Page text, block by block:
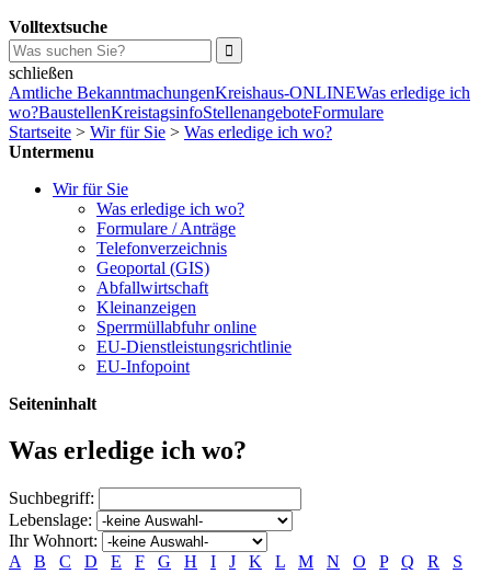
Volltextsuche
schließen
Amtliche BekanntmachungenKreishaus-ONLINEWas erledige ich
wo?BaustellenKreistagsinfoStellenangeboteFormulare
Startseite > Wir für Sie > Was erledige ich wo?
Untermenu
Wir für Sie
Was erledige ich wo?
Formulare / Anträge
Telefonverzeichnis
Geoportal (GIS)
Abfallwirtschaft
Kleinanzeigen
Sperrmüllabfuhr online
EU-Dienstleistungsrichtlinie
EU-Infopoint
Seiteninhalt
Was erledige ich wo?
Suchbegriff:
Lebenslage:
Ihr Wohnort:
A
B C D E F G H I J K L M N O P Q R
S